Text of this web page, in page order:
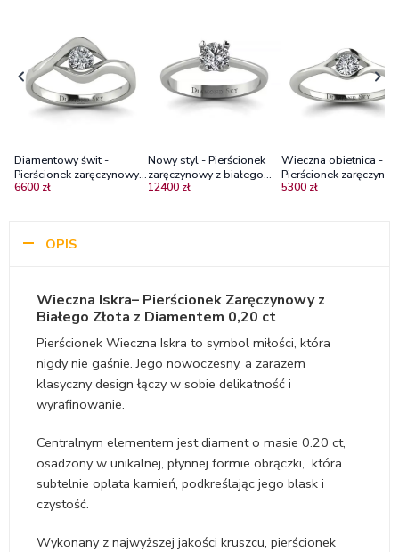
Diamentowy świt -
Pierścionek zaręczynowy z
białego złota z
6600 zł
Nowy styl - Pierścionek
zaręczynowy z białego
złota z diamentem
12400 zł
Wieczna obietnica -
Pierścionek
białego złota z
5300 zł
OPIS
Wieczna Iskra– Pierścionek Zaręczynowy z
Białego Złota z Diamentem 0,20 ct
Pierścionek Wieczna Iskra to symbol miłości, która
nigdy nie gaśnie. Jego nowoczesny, a zarazem
klasyczny design łączy w sobie delikatność i
wyrafinowanie.
Centralnym elementem jest diament o masie 0.20 ct,
osadzony w unikalnej, płynnej formie obrączki, która
subtelnie oplata kamień, podkreślając jego blask i
czystość.
Wykonany z najwyższej jakości kruszcu, pierścionek